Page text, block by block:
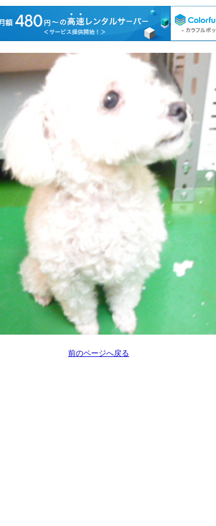
前のページへ戻る